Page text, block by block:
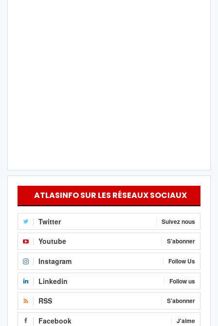
ATLASINFO SUR LES RÉSEAUX SOCIAUX
Twitter Suivez nous
Youtube S'abonner
Instagram Follow Us
Linkedin Follow us
RSS S'abonner
Facebook J'aime